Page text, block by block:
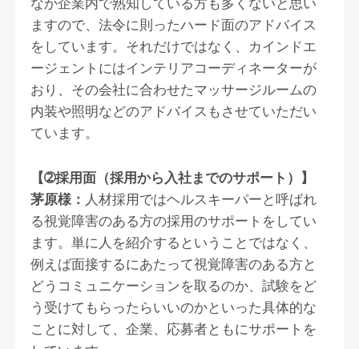
なか企業内で熟知している方も多くないと思い
ますので、法令に則ったハード面のアドバイス
をしています。それだけではなく、カインドエ
ージェントにはインテリアコーディネーターが
おり、その会社に合わせたマッサージルームの
内装や照明などのアドバイスもさせていただい
ています。
【➁採用面（採用から入社までのサポート）】
茅原様： 人材採用ではヘルスキーパーと呼ばれ
る視覚障害のある方の採用のサポートをしてい
ます。単に人を紹介するということではなく、
例えば面接するにあたって視覚障害のある方と
どうコミュニケーションを取るのか、試験をど
う受けてもらったらいいのかといった具体的な
ことに対して、企業、応募者ともにサポートを